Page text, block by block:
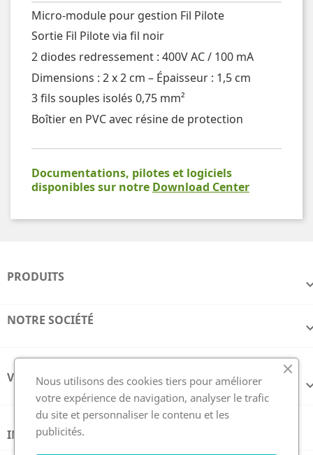
Micro-module pour gestion Fil Pilote
Sortie Fil Pilote via fil noir
2 diodes redressement : 400V AC / 100 mA
Dimensions : 2 x 2 cm – Épaisseur : 1,5 cm
3 fils souples isolés 0,75 mm²
Boîtier en PVC avec résine de protection
Documentations, pilotes et logiciels
disponibles sur notre Download Center
PRODUITS
NOTRE SOCIÉTÉ
VOTRE COMPTE
INFORMATIONS
Nous utilisons des cookies tiers pour améliorer
votre expérience de navigation, analyser le trafic
du site et personnaliser le contenu et les
publicités.